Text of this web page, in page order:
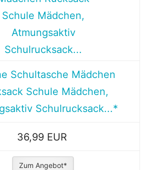
Schultasche Mädchen
Schule Mädchen,
Schulrucksack...*
36,99 EUR
Zum Angebot*